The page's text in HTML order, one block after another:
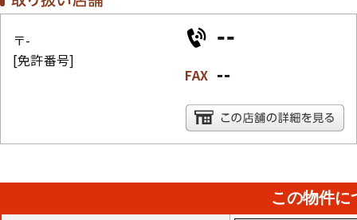
〒-
[免許番号]
--
FAX --